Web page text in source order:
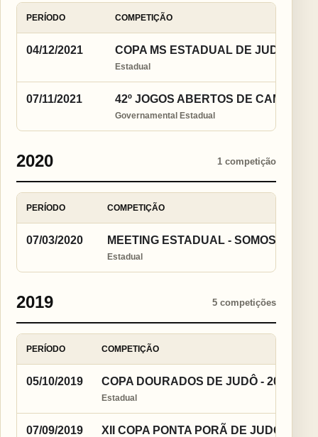
PERÍODO COMPETIÇÃO
04/12/2021 COPA MS ESTADUAL DE JUDÔ 2021
Estadual
07/11/2021 42º JOGOS ABERTOS DE CAMPO
Governamental Estadual
2020 1 competição
PERÍODO COMPETIÇÃO
07/03/2020 MEETING ESTADUAL - SOMOS
Estadual
2019 5 competições
PERÍODO COMPETIÇÃO
05/10/2019 COPA DOURADOS DE JUDÔ - 2019
Estadual
07/09/2019 XII COPA PONTA PORÃ DE JUDÔ